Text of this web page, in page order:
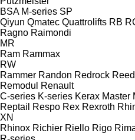
BSA M-series SP
Qiyun Qmatec Quattrolifts RB
Ragno Raimondi
MR
Ram Rammax
RW
Rammer Randon Redrock Reed
Remodul
Renault
C-series K-series Kerax Master
Reptail
Respo Rex Rexroth
XN
Rhinox Richier Riello Rigo